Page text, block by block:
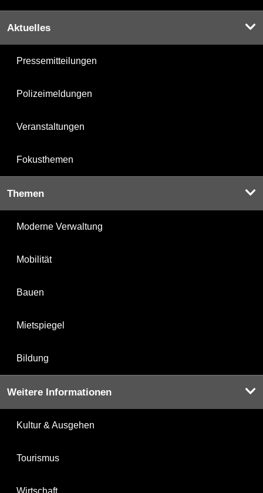
Aktuelles
Pressemitteilungen
Polizeimeldungen
Veranstaltungen
Fokusthemen
Themen
Moderne Verwaltung
Mobilität
Bauen
Mietspiegel
Bildung
Weitere Informationen
Kultur & Ausgehen
Tourismus